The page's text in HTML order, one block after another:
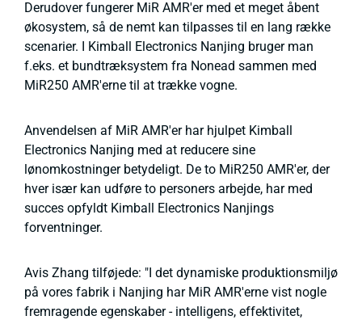
Derudover fungerer MiR AMR'er med et meget åbent
økosystem, så de nemt kan tilpasses til en lang række
scenarier. I Kimball Electronics Nanjing bruger man
f.eks. et bundtræksystem fra Nonead sammen med
MiR250 AMR'erne til at trække vogne.
Anvendelsen af MiR AMR'er har hjulpet Kimball
Electronics Nanjing med at reducere sine
lønomkostninger betydeligt. De to MiR250 AMR'er, der
hver især kan udføre to personers arbejde, har med
succes opfyldt Kimball Electronics Nanjings
forventninger.
Avis Zhang tilføjede: "I det dynamiske produktionsmiljø
på vores fabrik i Nanjing har MiR AMR'erne vist nogle
fremragende egenskaber - intelligens, effektivitet,